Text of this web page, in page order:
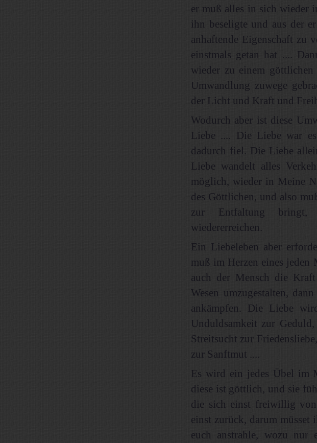
er muß alles in sich wieder
ihn beseligte und aus der
anhaftende Eigenschaft zu
einstmals getan hat ....
wieder zu einem
Umwandlung zuwege
der Licht und Kraft und
Wodurch aber ist diese
Liebe .... Die Liebe war
dadurch fiel. Die Liebe
Liebe wandelt alles
möglich, wieder in Meine
des Göttlichen, und also
zur Entfaltung bringt,
wiedererreichen.
Ein Liebeleben aber
muß im Herzen eines jeden
auch der Mensch die
Wesen umzugestalten,
ankämpfen. Die Liebe
Unduldsamkeit zur
Streitsucht zur
zur Sanftmut ....
Es wird ein jedes Übel im
diese ist göttlich, und sie
die sich einst freiwillig
einst zurück, darum müsset
euch anstrahle, wozu